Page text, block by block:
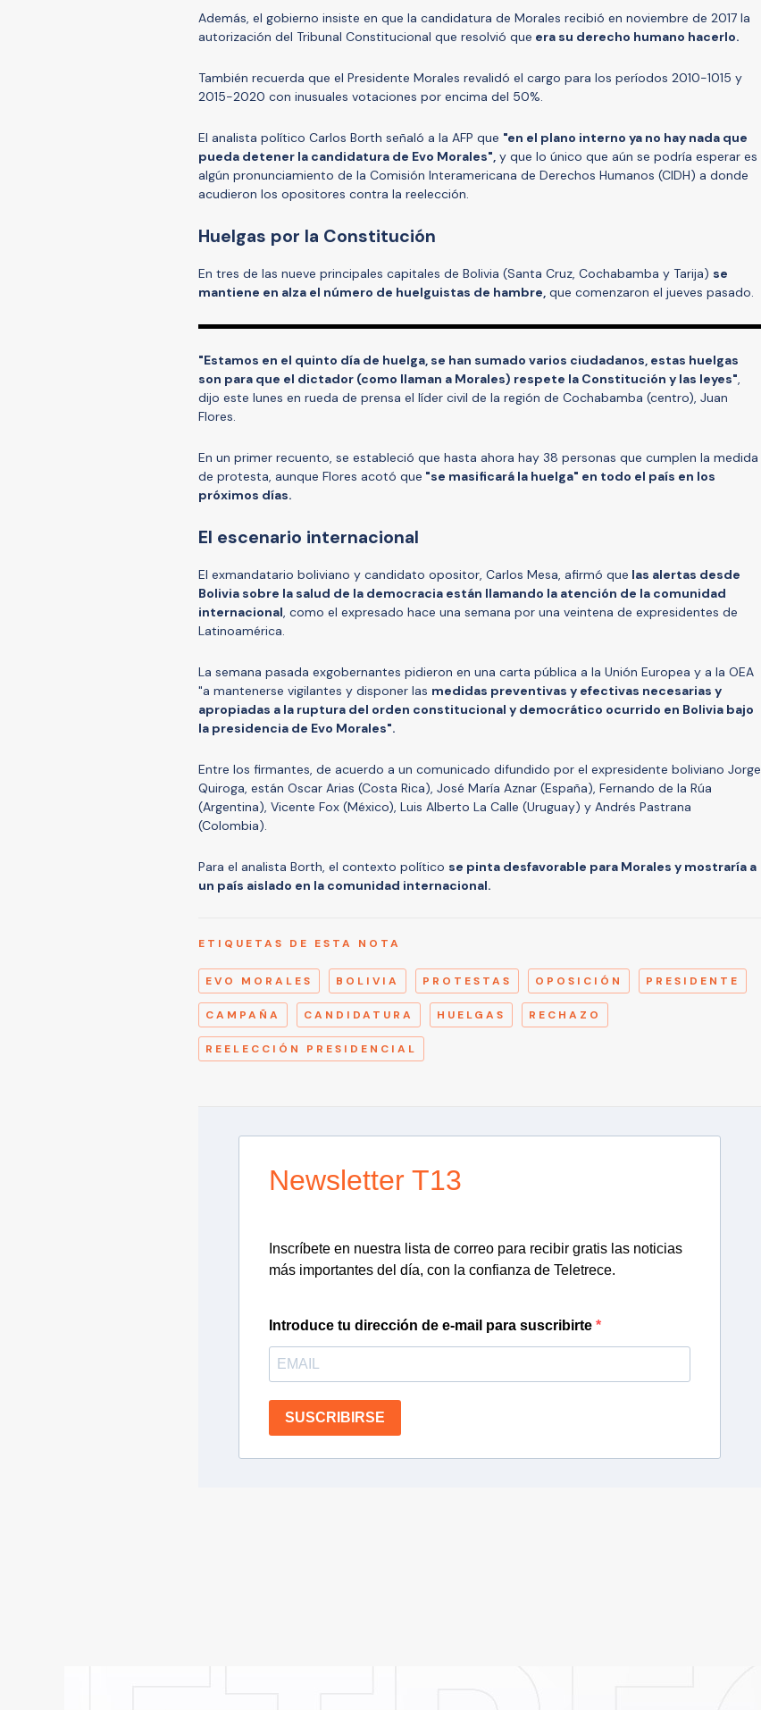
Además, el gobierno insiste en que la candidatura de Morales recibió en noviembre de 2017 la
autorización del Tribunal Constitucional que resolvió que era su derecho humano hacerlo.
También recuerda que el Presidente Morales revalidó el cargo para los períodos 2010-1015 y
2015-2020 con inusuales votaciones por encima del 50%.
El analista político Carlos Borth señaló a la AFP que "en el plano interno ya no hay nada que
pueda detener la candidatura de Evo Morales", y que lo único que aún se podría esperar es
algún pronunciamiento de la Comisión Interamericana de Derechos Humanos (CIDH) a donde
acudieron los opositores contra la reelección.
Huelgas por la Constitución
En tres de las nueve principales capitales de Bolivia (Santa Cruz, Cochabamba y Tarija) se
mantiene en alza el número de huelguistas de hambre, que comenzaron el jueves pasado.
"Estamos en el quinto día de huelga, se han sumado varios ciudadanos, estas huelgas
son para que el dictador (como llaman a Morales) respete la Constitución y las leyes",
dijo este lunes en rueda de prensa el líder civil de la región de Cochabamba (centro), Juan
Flores.
En un primer recuento, se estableció que hasta ahora hay 38 personas que cumplen la medida
de protesta, aunque Flores acotó que "se masificará la huelga" en todo el país en los
próximos días.
El escenario internacional
El exmandatario boliviano y candidato opositor, Carlos Mesa, afirmó que las alertas desde
Bolivia sobre la salud de la democracia están llamando la atención de la comunidad
internacional, como el expresado hace una semana por una veintena de expresidentes de
Latinoamérica.
La semana pasada exgobernantes pidieron en una carta pública a la Unión Europea y a la OEA
"a mantenerse vigilantes y disponer las medidas preventivas y efectivas necesarias y
apropiadas a la ruptura del orden constitucional y democrático ocurrido en Bolivia bajo
la presidencia de Evo Morales".
Entre los firmantes, de acuerdo a un comunicado difundido por el expresidente boliviano Jorge
Quiroga, están Oscar Arias (Costa Rica), José María Aznar (España), Fernando de la Rúa
(Argentina), Vicente Fox (México), Luis Alberto La Calle (Uruguay) y Andrés Pastrana
(Colombia).
Para el analista Borth, el contexto político se pinta desfavorable para Morales y mostraría a
un país aislado en la comunidad internacional.
ETIQUETAS DE ESTA NOTA
EVO MORALES BOLIVIA PROTESTAS OPOSICIÓN PRESIDENTE
CAMPAÑA CANDIDATURA HUELGAS RECHAZO
REELECCIÓN PRESIDENCIAL
Newsletter T13
Inscríbete en nuestra lista de correo para recibir gratis las noticias
más importantes del día, con la confianza de Teletrece.
Introduce tu dirección de e-mail para suscribirte
SUSCRIBIRSE